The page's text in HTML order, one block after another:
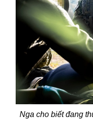
Nga cho biết đang